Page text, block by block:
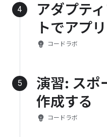
4
アダプテ
トでアプ
emoji_objects コードラボ
5
演習: スポ
作成する
emoji_objects コードラボ